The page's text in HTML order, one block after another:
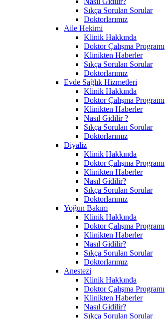
Sıkça Sorulan Sorular
Doktorlarımız
Aile Hekimi
Klinik Hakkında
Doktor Çalışma Programı
Klinikten Haberler
Sıkça Sorulan Sorular
Doktorlarımız
Evde Sağlık Hizmetleri
Klinik Hakkında
Doktor Çalışma Programı
Klinikten Haberler
Nasıl Gidilir ?
Sıkça Sorulan Sorular
Doktorlarımız
Diyaliz
Klinik Hakkında
Doktor Çalışma Programı
Klinikten Haberler
Nasıl Gidilir?
Sıkça Sorulan Sorular
Doktorlarımız
Yoğun Bakım
Klinik Hakkında
Doktor Çalışma Programı
Klinikten Haberler
Nasıl Gidilir?
Sıkça Sorulan Sorular
Doktorlarımız
Anestezi
Klinik Hakkında
Doktor Çalışma Programı
Klinikten Haberler
Nasıl Gidilir?
Sıkça Sorulan Sorular